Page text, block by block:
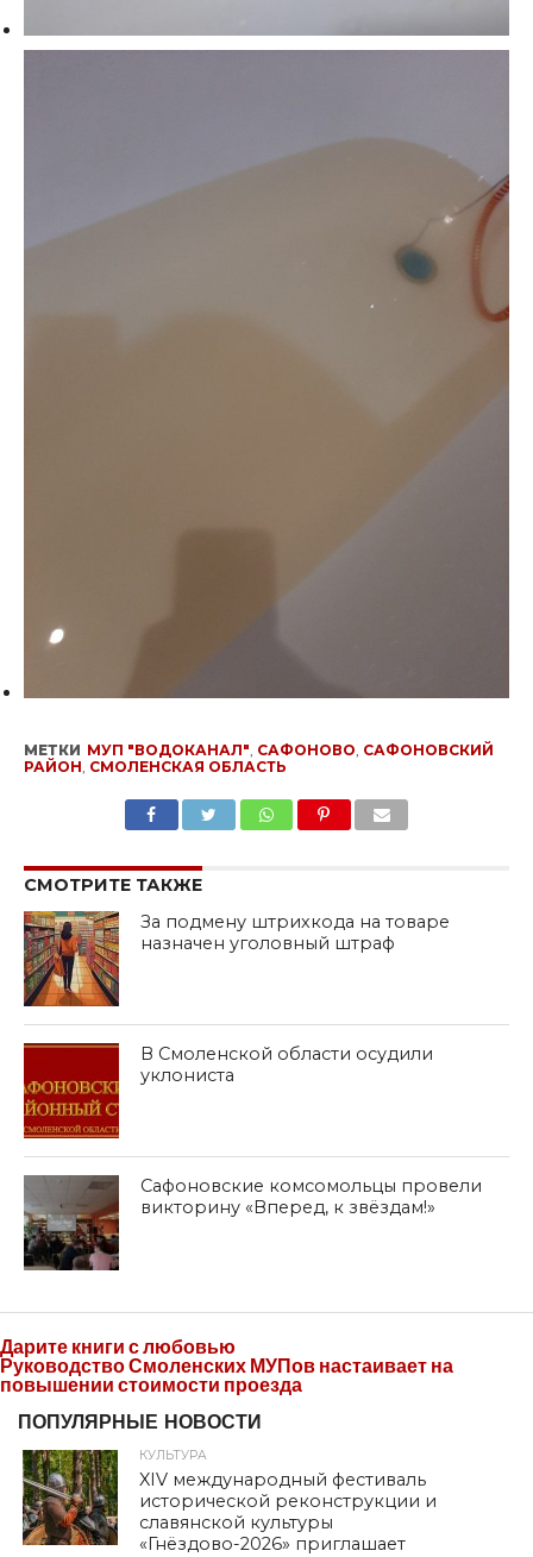
МЕТКИ МУП "ВОДОКАНАЛ", САФОНОВО, САФОНОВСКИЙ
РАЙОН, СМОЛЕНСКАЯ ОБЛАСТЬ
СМОТРИТЕ ТАКЖЕ
За подмену штрихкода на товаре
назначен уголовный штраф
В Смоленской области осудили
уклониста
Сафоновские комсомольцы провели
викторину «Вперед, к звёздам!»
Дарите книги с любовью
Руководство Смоленских МУПов настаивает на
повышении стоимости проезда
ПОПУЛЯРНЫЕ НОВОСТИ
КУЛЬТУРА
XIV международный фестиваль
исторической реконструкции и
славянской культуры
«Гнёздово-2026» приглашает